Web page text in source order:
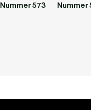
Nummer 573 Nummer